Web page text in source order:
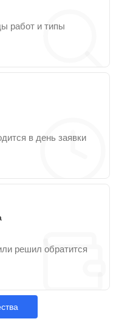
работ и типы
в день заявки
решил обратится